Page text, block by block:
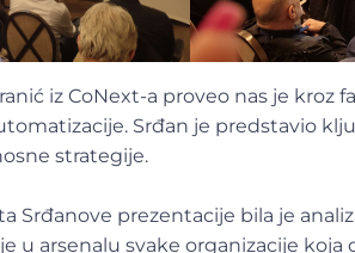
iz CoNext-a proveo nas je kroz
Srđan je predstavio
strategije.
Srđanove prezentacije bila je
u arsenalu svake organizacije